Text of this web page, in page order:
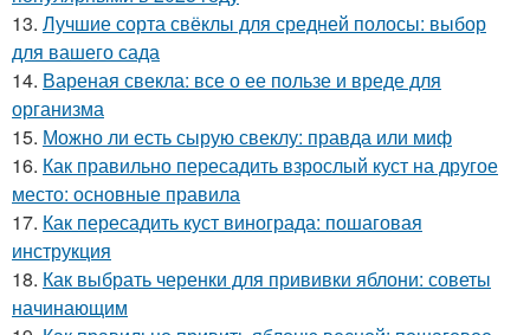
13. Лучшие сорта свёклы для средней полосы: выбор
для вашего сада
14. Вареная свекла: все о ее пользе и вреде для
организма
15. Можно ли есть сырую свеклу: правда или миф
16. Как правильно пересадить взрослый куст на другое
место: основные правила
17. Как пересадить куст винограда: пошаговая
инструкция
18. Как выбрать черенки для прививки яблони: советы
начинающим